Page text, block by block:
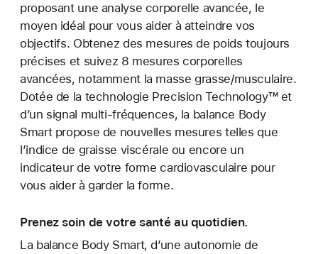
proposant une analyse corporelle avancée, le
moyen idéal pour vous aider à atteindre vos
objectifs. Obtenez des mesures de poids toujours
précises et suivez 8 mesures corporelles
avancées, notamment la masse grasse/musculaire.
Dotée de la technologie Precision Technology™ et
d’un signal multi-fréquences, la balance Body
Smart propose de nouvelles mesures telles que
l’indice de graisse viscérale ou encore un
indicateur de votre forme cardiovasculaire pour
vous aider à garder la forme.
Prenez soin de votre santé au quotidien.
La balance Body Smart, d’une autonomie de